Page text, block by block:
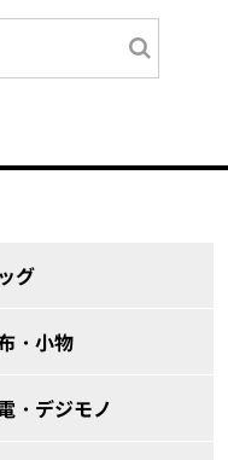
グ
・小物
・デジモノ